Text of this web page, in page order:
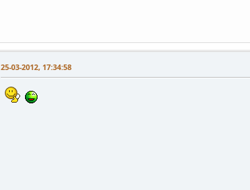
25-03-2012, 17:34:58